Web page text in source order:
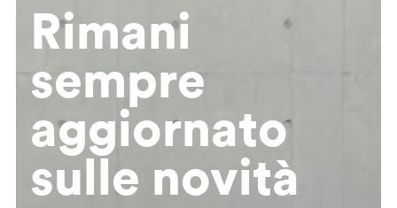
Rimani
sempre
aggiornato
sulle novità